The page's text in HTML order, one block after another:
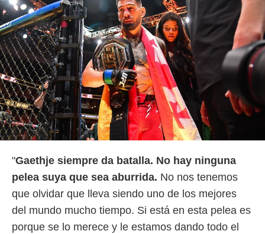
"Gaethje siempre da batalla. No hay ninguna
pelea suya que sea aburrida. No nos tenemos
que olvidar que lleva siendo uno de los mejores
del mundo mucho tiempo. Si está en esta pelea es
porque se lo merece y le estamos dando todo el